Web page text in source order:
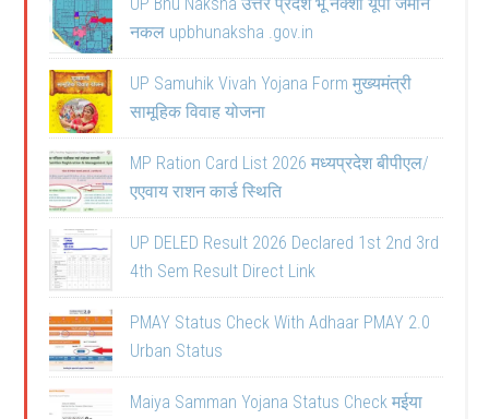
नकल upbhunaksha .gov.in
UP Samuhik Vivah Yojana Form मुख्यमंत्री
सामूहिक विवाह योजना
MP Ration Card List 2026 मध्यप्रदेश बीपीएल/
एएवाय राशन कार्ड स्थिति
UP DELED Result 2026 Declared 1st 2nd 3rd
4th Sem Result Direct Link
PMAY Status Check With Adhaar PMAY 2.0
Urban Status
Maiya Samman Yojana Status Check मईया